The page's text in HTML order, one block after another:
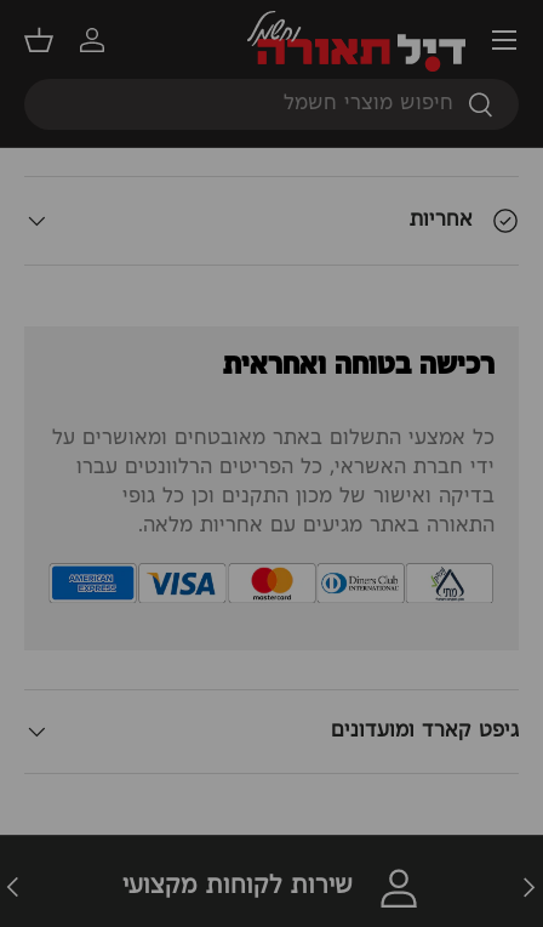
חיפוש
חיפוש
התחברות
סל
תפריט
תאור המוצר
אחריות
רכישה בטוחה ואחראית
כל אמצעי התשלום באתר מאובטחים ומאושרים על
ידי חברת האשראי, כל הפריטים הרלוונטים עברו
בדיקה ואישור של מכון התקנים וכן כל גופי
התאורה באתר מגיעים עם אחריות מלאה.
גיפט קארד ומועדונים
חזרה שירות לקוחות מקצועי